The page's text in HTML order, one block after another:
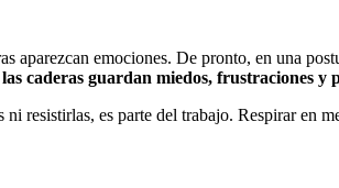
aparezcan emociones. De pronto, en una
caderas guardan miedos, frustraciones y
ni resistirlas, es parte del trabajo. Respirar en